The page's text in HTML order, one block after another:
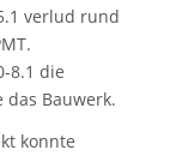
verlud rund
8.1 die
Bauwerk.
konnte